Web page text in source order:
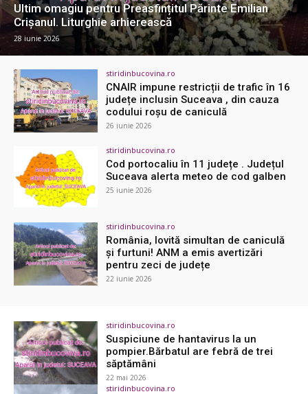
Ultim omagiu pentru Preasfințitul Părinte Emilian
Crișanul. Liturghie arhierească
28 iunie 2026
stiridinbucovina.ro
CNAIR impune restricții de trafic în 16
județe inclusin Suceava , din cauza
codului roșu de caniculă
26 iunie 2026
stiridinbucovina.ro
Cod portocaliu în 11 județe . Județul
Suceava alerta meteo de cod galben
25 iunie 2026
stiridinbucovina.ro
România, lovită simultan de caniculă
și furtuni! ANM a emis avertizări
pentru zeci de județe
22 iunie 2026
stiridinbucovina.ro
Suspiciune de hantavirus la un
pompier.Bărbatul are febră de trei
săptămâni
22 mai 2026
stiridinbucovina.ro